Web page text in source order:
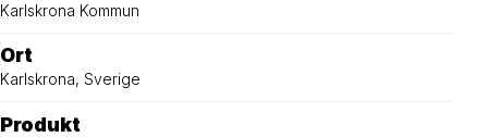
Karlskrona Kommun
Ort
Karlskrona, Sverige
Produkt